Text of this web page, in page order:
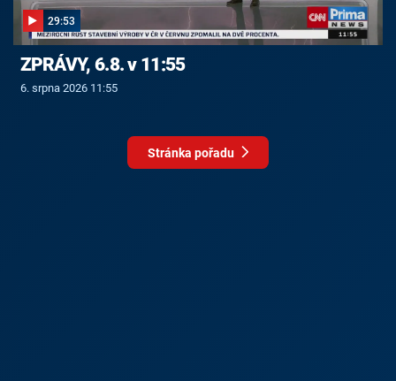
29:53
ZPRÁVY, 6.8. v 11:55
6. srpna 2026 11:55
Stránka pořadu